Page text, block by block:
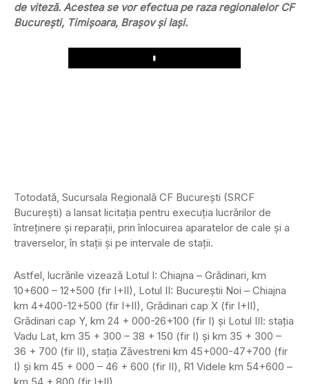
de viteză. Acestea se vor efectua pe raza regionalelor CF
Bucureşti, Timişoara, Braşov şi Iaşi.
Play
Totodată, Sucursala Regională CF Bucureşti (SRCF
Bucureşti) a lansat licitaţia pentru execuţia lucrărilor de
întreţinere şi reparaţii, prin înlocuirea aparatelor de cale şi a
traverselor, în staţii şi pe intervale de staţii.
Astfel, lucrările vizează Lotul I: Chiajna – Grădinari, km
10+600 – 12+500 (fir I+II), Lotul II: Bucureştii Noi – Chiajna
km 4+400-12+500 (fir I+II), Grădinari cap X (fir I+II),
Grădinari cap Y, km 24 + 000-26+100 (fir I) şi Lotul III: staţia
Vadu Lat, km 35 + 300 – 38 + 150 (fir I) şi km 35 + 300 –
36 + 700 (fir II), staţia Zăvestreni km 45+000-47+700 (fir
I) şi km 45 + 000 – 46 + 600 (fir II), R1 Videle km 54+600 –